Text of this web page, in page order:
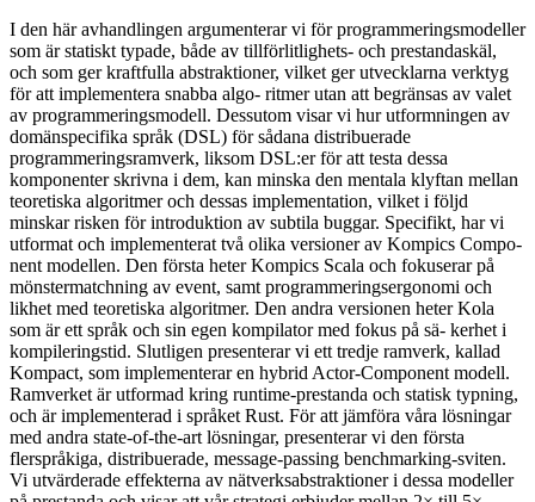
I den här avhandlingen argumenterar vi för programmeringsmodeller
som är statiskt typade, både av tillförlitlighets- och prestandaskäl,
och som ger kraftfulla abstraktioner, vilket ger utvecklarna verktyg
för att implementera snabba algo- ritmer utan att begränsas av valet
av programmeringsmodell. Dessutom visar vi hur utformningen av
domänspecifika språk (DSL) för sådana distribuerade
programmeringsramverk, liksom DSL:er för att testa dessa
komponenter skrivna i dem, kan minska den mentala klyftan mellan
teoretiska algoritmer och dessas implementation, vilket i följd
minskar risken för introduktion av subtila buggar. Specifikt, har vi
utformat och implementerat två olika versioner av Kompics Compo-
nent modellen. Den första heter Kompics Scala och fokuserar på
mönstermatchning av event, samt programmeringsergonomi och
likhet med teoretiska algoritmer. Den andra versionen heter Kola
som är ett språk och sin egen kompilator med fokus på sä- kerhet i
kompileringstid. Slutligen presenterar vi ett tredje ramverk, kallad
Kompact, som implementerar en hybrid Actor-Component modell.
Ramverket är utformad kring runtime-prestanda och statisk typning,
och är implementerad i språket Rust. För att jämföra våra lösningar
med andra state-of-the-art lösningar, presenterar vi den första
flerspråkiga, distribuerade, message-passing benchmarking-sviten.
Vi utvärderade effekterna av nätverksabstraktioner i dessa modeller